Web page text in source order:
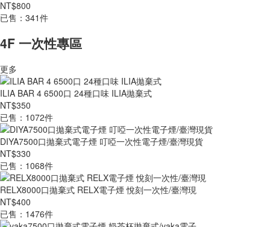
NT$800
已售：341件
4F 一次性專區
更多
ILIA BAR 4 6500口 24種口味 ILIA拋棄式
NT$350
已售：1072件
DIYA7500口拋棄式電子煙 叮啞一次性電子煙/臺灣現貨
NT$330
已售：1068件
RELX8000口拋棄式 RELX電子煙 悅刻一次性/臺灣現
NT$400
已售：1476件